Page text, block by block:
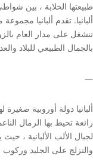
طبيعتها الخلابة ، بين
ألبانيا. تقدم ألبانيا
تنشغل على مدار العام
بالجمال الطبيعي للبلاد
—
ألبانيا دولة أوروبية
رائعة تحيط بها الرمال
لجبال الألب الألبانية ،
والتزلج على الجليد وركوب